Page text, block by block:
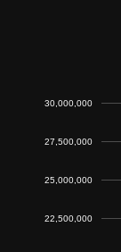
22,500,000
25,000,000
27,500,000
30,000,000